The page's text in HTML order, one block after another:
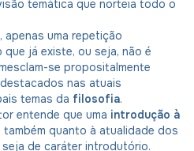
temática que norteia todo o
uma repetição
já existe, ou seja, não é
se propositalmente
nas atuais
temas da filosofia.
entende que uma introdução à
quanto à atualidade dos
de caráter introdutório.